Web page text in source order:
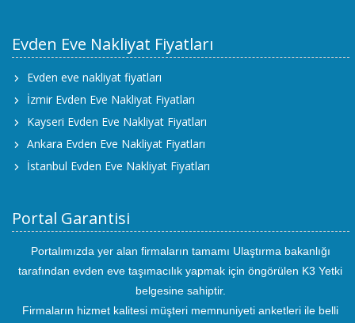
Evden Eve Nakliyat Fiyatları
Evden eve nakliyat fiyatları
İzmir Evden Eve Nakliyat Fiyatları
Kayseri Evden Eve Nakliyat Fiyatları
Ankara Evden Eve Nakliyat Fiyatları
İstanbul Evden Eve Nakliyat Fiyatları
Portal Garantisi
Portalımızda yer alan firmaların tamamı Ulaştırma bakanlığı
tarafından evden eve taşımacılık yapmak için öngörülen K3 Yetki
belgesine sahiptir.
Firmaların hizmet kalitesi müşteri memnuniyeti anketleri ile belli